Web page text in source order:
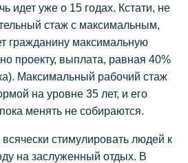
идет уже о 15 годах. Кстати, не
стаж с максимальным,
гражданину максимальную
проекту, выплата, равная 40%
Максимальный рабочий стаж
на уровне 35 лет, и его
менять не собираются.
стимулировать людей к
на заслуженный отдых. В